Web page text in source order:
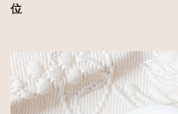
位